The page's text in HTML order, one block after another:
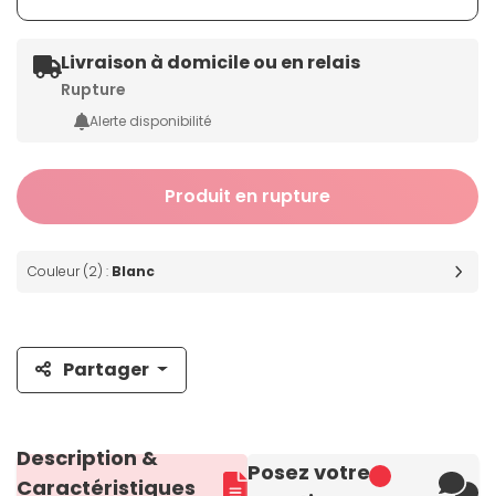
Livraison à domicile ou en relais
Rupture
Alerte disponibilité
Produit en rupture
Couleur (2) : Blanc
Partager
Description &
Caractéristiques
Posez votre